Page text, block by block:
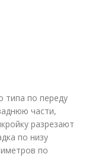
типа по переду
части,
разрезают
по низу
по